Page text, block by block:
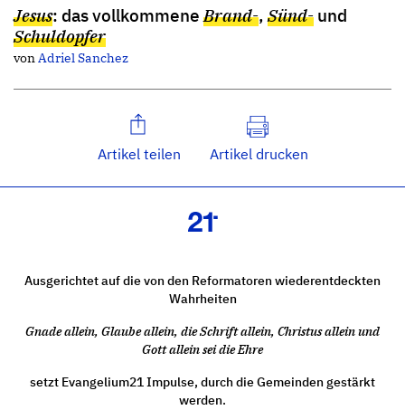
Jesus: das vollkommeneBrand-,Sünd- und
Schuldopfer
vonAdriel Sanchez
Artikel teilen Artikel drucken
Ausgerichtet auf die von den Reformatoren wiederentdeckten
Wahrheiten
Gnade allein, Glaube allein, die Schrift allein, Christus allein und
Gott allein sei die Ehre
setzt Evangelium21 Impulse, durch die Gemeinden gestärkt
werden.